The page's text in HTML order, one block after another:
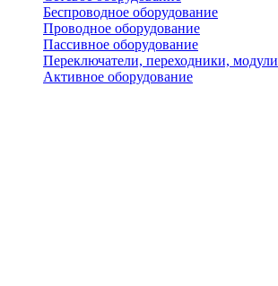
Беспроводное оборудование
Проводное оборудование
Пассивное оборудование
Переключатели, переходники, модули
Активное оборудование